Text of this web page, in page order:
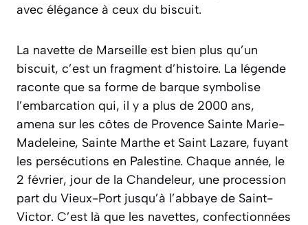
avec élégance à ceux du biscuit.
La navette de Marseille est bien plus qu’un
biscuit, c’est un fragment d’histoire. La légende
raconte que sa forme de barque symbolise
l’embarcation qui, il y a plus de 2000 ans,
amena sur les côtes de Provence Sainte Marie-
Madeleine, Sainte Marthe et Saint Lazare, fuyant
les persécutions en Palestine. Chaque année, le
2 février, jour de la Chandeleur, une procession
part du Vieux-Port jusqu’à l’abbaye de Saint-
Victor. C’est là que les navettes, confectionnées